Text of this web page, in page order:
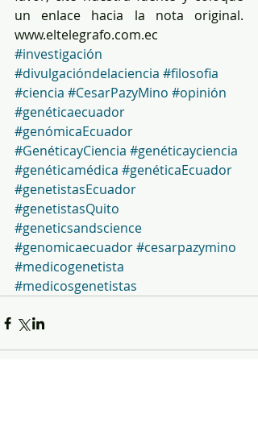
un enlace hacia la nota original.
www.eltelegrafo.com.ec
#investigación
#divulgacióndelaciencia #filosofia
#ciencia #CesarPazyMino #opinión
#genéticaecuador
#genómicaEcuador
#GenéticayCiencia #genéticayciencia
#genéticamédica #genéticaEcuador
#genetistasEcuador
#genetistasQuito
#geneticsandscience
#genomicaecuador#cesarpazymino
#medicogenetista
#medicosgenetistas